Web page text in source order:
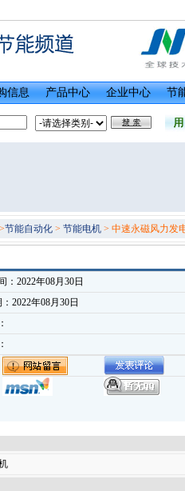
信息 产品中心 企业中心 节
>节能自动化 > 节能电机 > 中速永磁风力发
：2022年08月30日
2022年08月30日